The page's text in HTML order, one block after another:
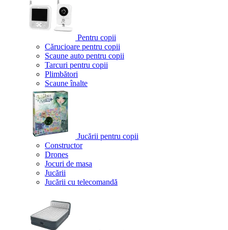
Pentru copii
Cărucioare pentru copii
Scaune auto pentru copii
Tarcuri pentru copii
Plimbători
Scaune înalte
Jucării pentru copii
Constructor
Drones
Jocuri de masa
Jucării
Jucării cu telecomandă